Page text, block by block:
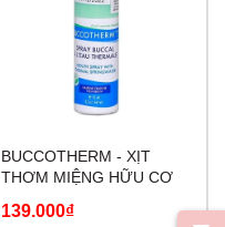
BUCCOTHERM - XỊT
THƠM MIỆNG HỮU CƠ
139.000₫